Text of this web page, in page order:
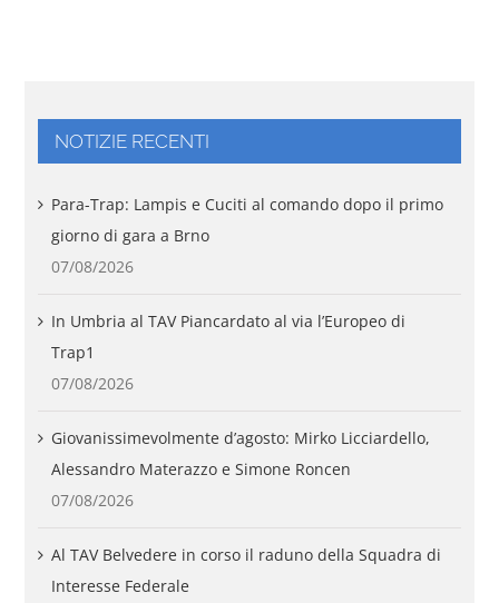
NOTIZIE RECENTI
Para-Trap: Lampis e Cuciti al comando dopo il primo
giorno di gara a Brno
07/08/2026
In Umbria al TAV Piancardato al via l’Europeo di
Trap1
07/08/2026
Giovanissimevolmente d’agosto: Mirko Licciardello,
Alessandro Materazzo e Simone Roncen
07/08/2026
Al TAV Belvedere in corso il raduno della Squadra di
Interesse Federale